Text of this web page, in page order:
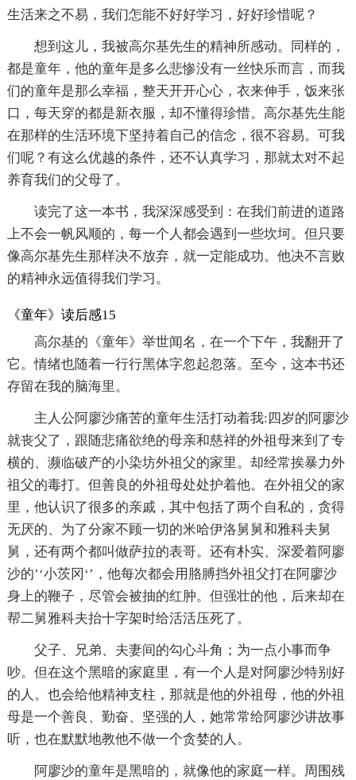
生活来之不易，我们怎能不好好学习，好好珍惜呢？
想到这儿，我被高尔基先生的精神所感动。同样的，
都是童年，他的童年是多么悲惨没有一丝快乐而言，而我
们的童年是那么幸福，整天开开心心，衣来伸手，饭来张
口，每天穿的都是新衣服，却不懂得珍惜。高尔基先生能
在那样的生活环境下坚持着自己的信念，很不容易。可我
们呢？有这么优越的条件，还不认真学习，那就太对不起
养育我们的父母了。
读完了这一本书，我深深感受到：在我们前进的道路
上不会一帆风顺的，每一个人都会遇到一些坎坷。但只要
像高尔基先生那样决不放弃，就一定能成功。他决不言败
的精神永远值得我们学习。
《童年》读后感15
高尔基的《童年》举世闻名，在一个下午，我翻开了
它。情绪也随着一行行黑体字忽起忽落。至今，这本书还
存留在我的脑海里。
主人公阿廖沙痛苦的童年生活打动着我:四岁的阿廖沙
就丧父了，跟随悲痛欲绝的母亲和慈祥的外祖母来到了专
横的、濒临破产的小染坊外祖父的家里。却经常挨暴力外
祖父的毒打。但善良的外祖母处处护着他。在外祖父的家
里，他认识了很多的亲戚，其中包括了两个自私的，贪得
无厌的、为了分家不顾一切的米哈伊洛舅舅和雅科夫舅
舅，还有两个都叫做萨拉的表哥。还有朴实、深爱着阿廖
沙的’‘小茨冈‘’，他每次都会用胳膊挡外祖父打在阿廖沙
身上的鞭子，尽管会被抽的红肿。但强壮的他，后来却在
帮二舅雅科夫抬十字架时给活活压死了。
父子、兄弟、夫妻间的勾心斗角；为一点小事而争
吵。但在这个黑暗的家庭里，有一个人是对阿廖沙特别好
的人。也会给他精神支柱，那就是他的外祖母，他的外祖
母是一个善良、勤奋、坚强的人，她常常给阿廖沙讲故事
听，也在默默地教他不做一个贪婪的人。
阿廖沙的童年是黑暗的，就像他的家庭一样。周围残